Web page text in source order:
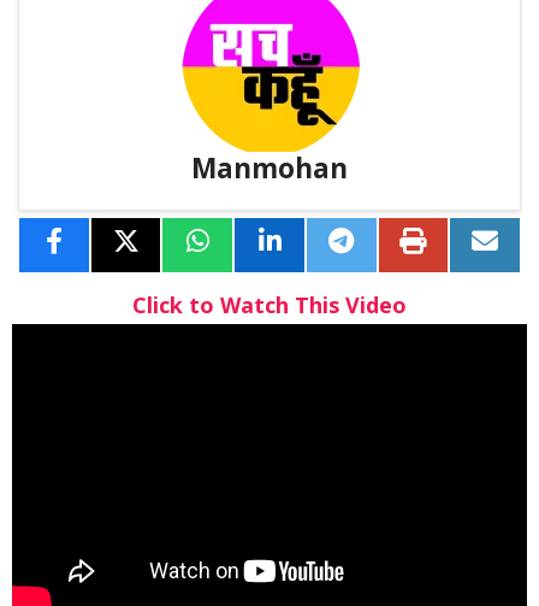
Manmohan
Click to Watch This Video